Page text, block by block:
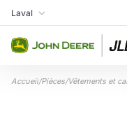
Aller au contenu
Ma succursale
Laval
Accueil/Pièces/Vêtements et